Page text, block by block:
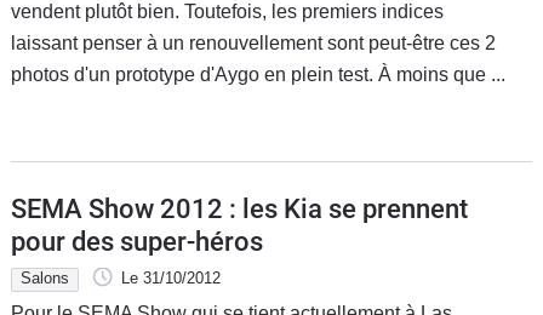
vendent plutôt bien. Toutefois, les premiers indices
laissant penser à un renouvellement sont peut-être ces 2
photos d'un prototype d'Aygo en plein test. À moins que ...
SEMA Show 2012 : les Kia se prennent
pour des super-héros
Salons Le 31/10/2012